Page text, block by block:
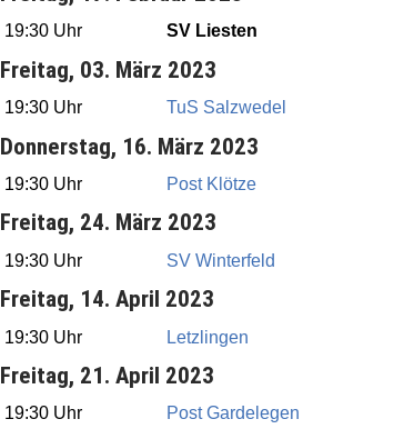
19:30 Uhr SV Liesten
Freitag, 03. März 2023
19:30 Uhr TuS Salzwedel
Donnerstag, 16. März 2023
19:30 Uhr Post Klötze
Freitag, 24. März 2023
19:30 Uhr SV Winterfeld
Freitag, 14. April 2023
19:30 Uhr Letzlingen
Freitag, 21. April 2023
19:30 Uhr Post Gardelegen